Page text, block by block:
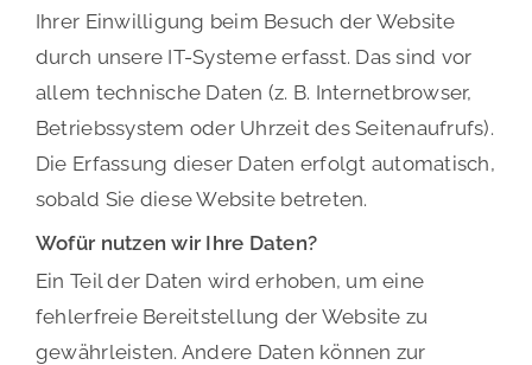
Ihrer Einwilligung beim Besuch der Website
durch unsere IT-Systeme erfasst. Das sind vor
allem technische Daten (z. B. Internetbrowser,
Betriebssystem oder Uhrzeit des Seitenaufrufs).
Die Erfassung dieser Daten erfolgt automatisch,
sobald Sie diese Website betreten.
Wofür nutzen wir Ihre Daten?
Ein Teil der Daten wird erhoben, um eine
fehlerfreie Bereitstellung der Website zu
gewährleisten. Andere Daten können zur